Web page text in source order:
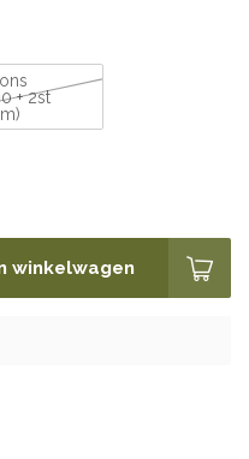
+ 2st
winkelwagen